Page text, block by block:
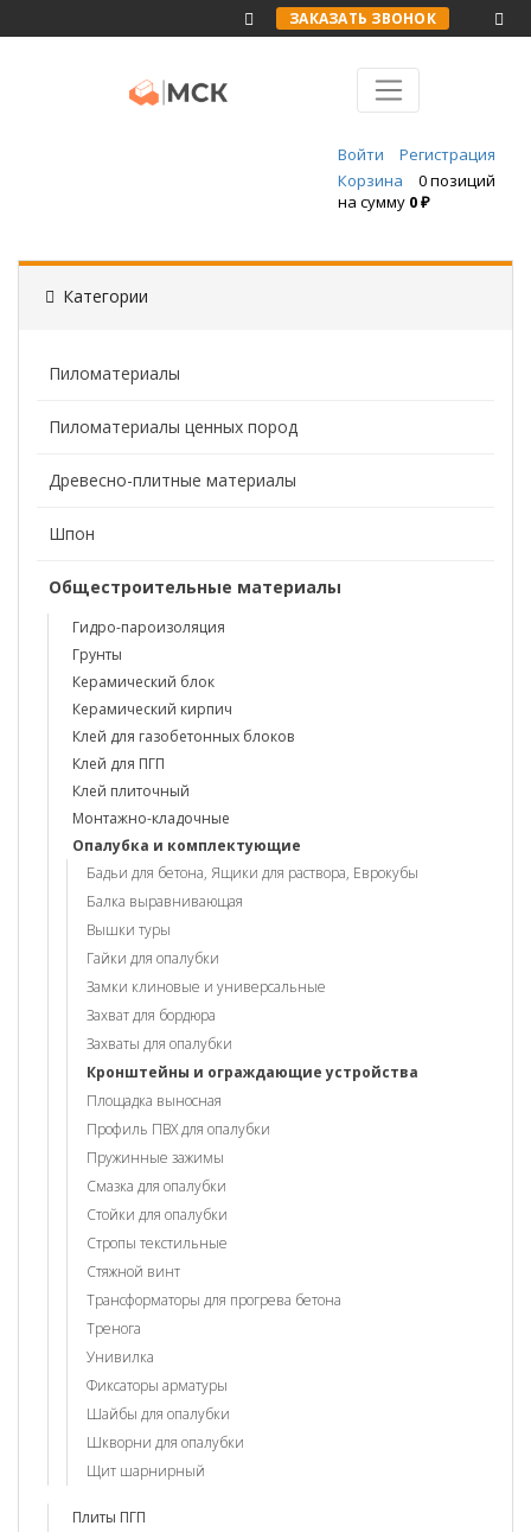
ЗАКАЗАТЬ ЗВОНОК
Войти
Регистрация
Корзина
0 позиций
на сумму 0 ₽
Категории
Пиломатериалы
Пиломатериалы ценных пород
Древесно-плитные материалы
Шпон
Общестроительные материалы
Гидро-пароизоляция
Грунты
Керамический блок
Керамический кирпич
Клей для газобетонных блоков
Клей для ПГП
Клей плиточный
Монтажно-кладочные
Опалубка и комплектующие
Бадьи для бетона, Ящики для раствора, Еврокубы
Балка выравнивающая
Вышки туры
Гайки для опалубки
Замки клиновые и универсальные
Захват для бордюра
Захваты для опалубки
Кронштейны и ограждающие устройства
Площадка выносная
Профиль ПВХ для опалубки
Пружинные зажимы
Смазка для опалубки
Стойки для опалубки
Стропы текстильные
Стяжной винт
Трансформаторы для прогрева бетона
Тренога
Унивилка
Фиксаторы арматуры
Шайбы для опалубки
Шкворни для опалубки
Щит шарнирный
Плиты ПГП